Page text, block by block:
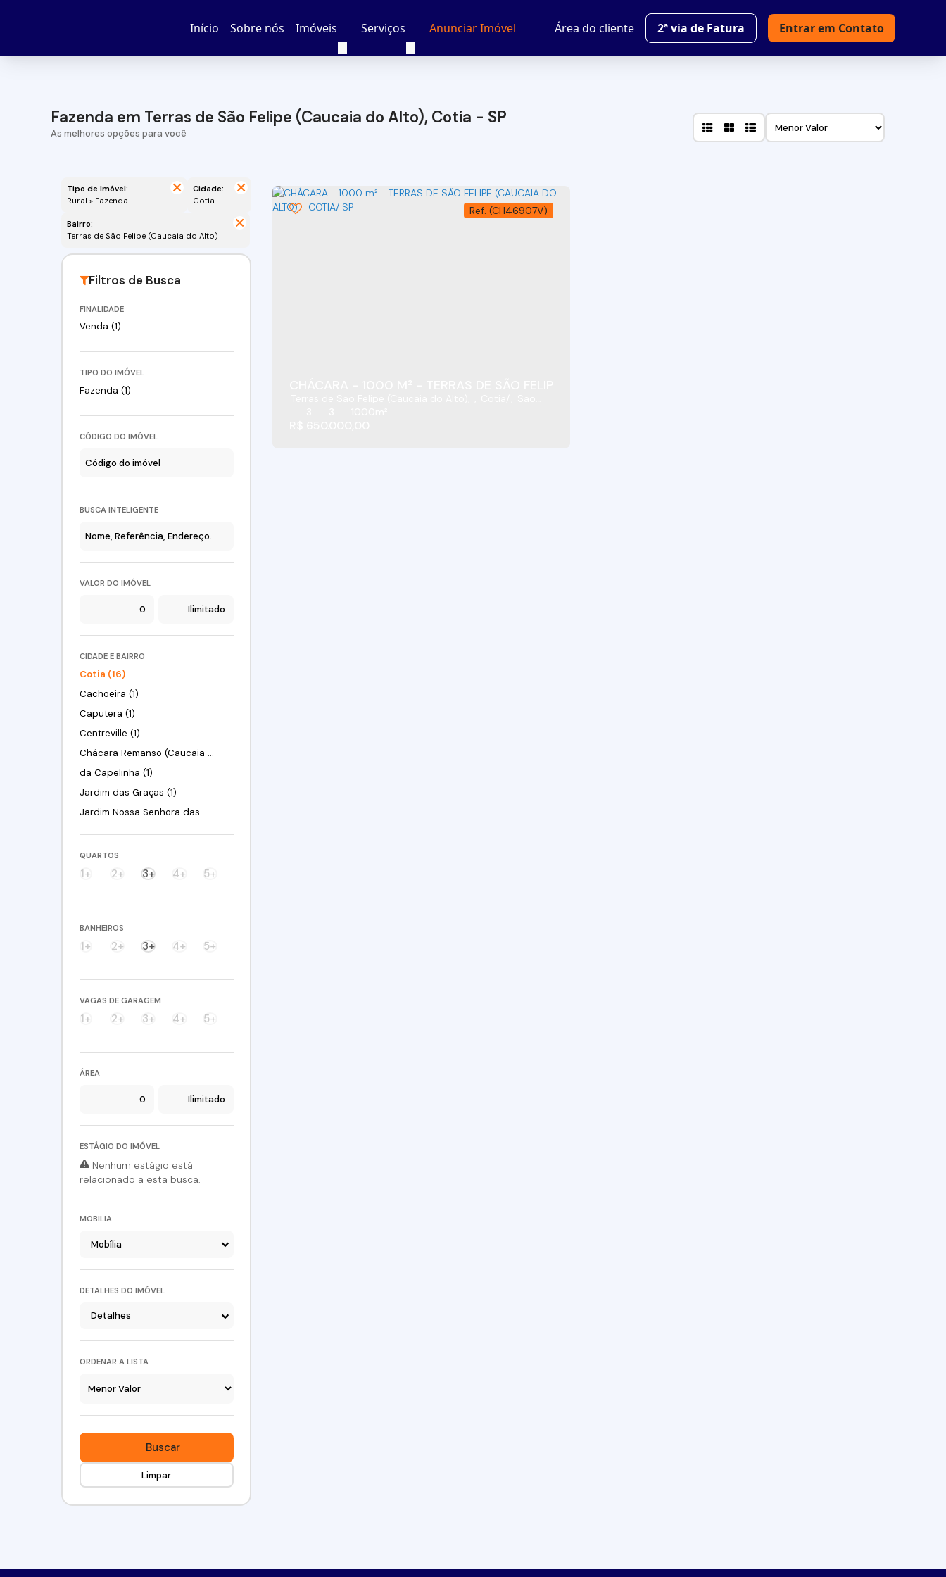
Entrar em Contato
2ª via de Fatura
Área do cliente
Anunciar Imóvel
Serviços
Imóveis
Sobre nós
Início
Fazenda em Terras de São Felipe (Caucaia do Alto), Cotia - SP
Tipo de Imóvel:
Rural » Fazenda
Cidade:
Cotia
Bairro:
Terras de São Felipe (Caucaia do Alto)
FINALIDADE
Venda (1)
TIPO DO IMÓVEL
Fazenda (1)
CÓDIGO DO IMÓVEL
BUSCA INTELIGENTE
VALOR DO IMÓVEL
CIDADE E BAIRRO
Cotia (16)
Cachoeira (1)
Caputera (1)
Centreville (1)
Chácara Remanso (Caucaia do Alto) (1)
da Capelinha (1)
Jardim das Graças (1)
Jardim Nossa Senhora das Graças (1)
Jardim Pioneiro (1)
Jardim Santa Paula (1)
Parque Dom Henrique (1)
Parque Santa Rita de Cássia (1)
Pitas (1)
Quinta dos Angicos (1)
Caete (Mailasqui) (1)
QUARTOS
1+ 2+ 3+ 4+ 5+
BANHEIROS
1+ 2+ 3+ 4+ 5+
VAGAS DE GARAGEM
1+ 2+ 3+ 4+ 5+
ÁREA
ESTÁGIO DO IMÓVEL
Nenhum estágio está
relacionado a esta busca.
MOBILIA
Mobília
DETALHES DO IMÓVEL
Detalhes
ORDENAR A LISTA
Buscar
Limpar
(CH46907V)